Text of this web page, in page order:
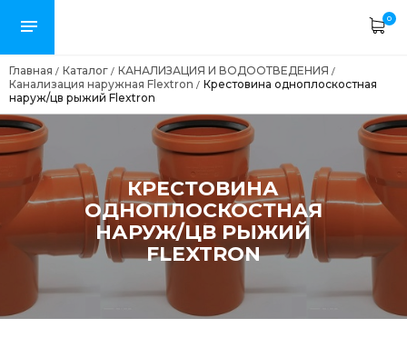
0
Главная / Каталог / КАНАЛИЗАЦИЯ И ВОДООТВЕДЕНИЯ /
Канализация наружная Flextron / Крестовина одноплоскостная
наруж/цв рыжий Flextron
КРЕСТОВИНА
ОДНОПЛОСКОСТНАЯ
НАРУЖ/ЦВ РЫЖИЙ
FLEXTRON